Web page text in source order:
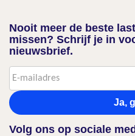
Nooit meer de beste
missen? Schrijf je in
nieuwsbrief.
Ja,
Volg ons op sociale